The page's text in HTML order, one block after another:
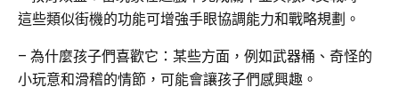
這些類似街機的功能可增強手眼協調能力和戰略規劃。
– 為什麼孩子們喜歡它：某些方面，例如武器桶、奇怪的
小玩意和滑稽的情節，可能會讓孩子們感興趣。